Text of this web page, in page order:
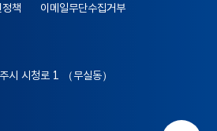
책
이메일무단수집거부
시 시청로 1 （무실동）